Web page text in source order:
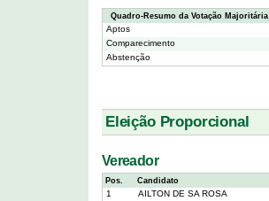
Quadro-Resumo da Votação Majoritária
Aptos
Comparecimento
Abstenção
Eleição Proporcional
Vereador
Pos. Candidato
1
AILTON DE SA ROSA